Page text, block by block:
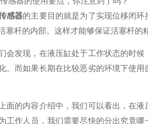
感器的主要目的就是为了实现位移闭
塞杆的内部。这样才能够保证活塞杆的
发现，在液压缸处于工作状态的时候
。而如果长期在比较恶劣的环境下使
的内容介绍中，我们可以看出，在液
工作人员，我们需要尽快的分出究竟